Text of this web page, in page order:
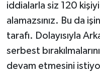
iddialarla siz 120
alamazsınız. Bu da
tarafı. Dolayısıyla
serbest
devam etmesini